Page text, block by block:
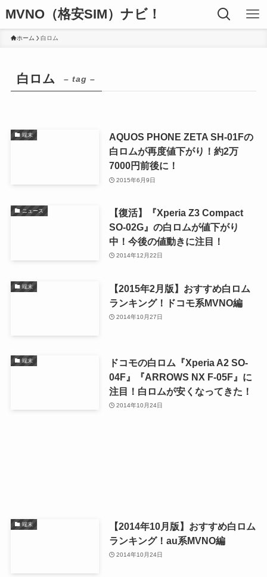
MVNO（格安SIM）ナビ！
ホーム 白ロム
白ロム – tag –
端末
AQUOS PHONE ZETA SH-01Fの
白ロムが再度値下がり！約2万
7000円前後に！
2015年6月9日
ニュース
【復活】『Xperia Z3 Compact
SO-02G』の白ロムが値下がり
中！今後の値動きに注目！
2014年12月22日
端末
【2015年2月版】おすすめ白ロム
ランキング！ドコモ系MVNO編
2014年10月27日
端末
ドコモの白ロム『Xperia A2 SO-
04F』『ARROWS NX F-05F』に
注目！白ロムが安くなってきた！
2014年10月24日
端末
【2014年10月版】おすすめ白ロム
ランキング！au系MVNO編
2014年10月24日